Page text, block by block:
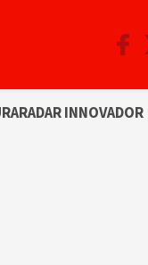
RADAR INNOVADOR